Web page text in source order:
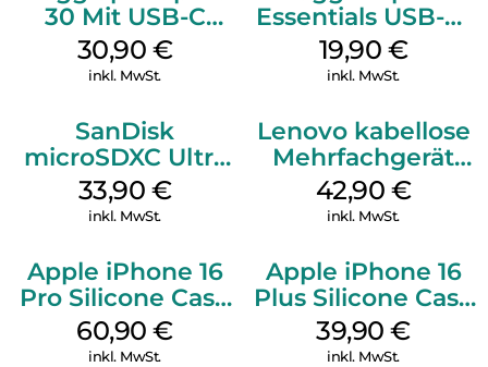
30 Mit USB-C
Kabel Weiß
30,90 €
inkl. MwSt.
Essentials USB-C-
20W Charger PD
Weiß
19,90 €
inkl. MwSt.
SanDisk
microSDXC Ultra
128 GB + Adapter
Mobile
33,90 €
inkl. MwSt.
Lenovo kabellose
Mehrfachgerät
Luna Grey
42,90 €
inkl. MwSt.
Apple iPhone 16
Pro Silicone Case
MagSafe Stone
Gray
60,90€
inkl. MwSt.
Apple iPhone 16
Plus Silicone Case
MagSafe Plum
39,90€
inkl. MwSt.